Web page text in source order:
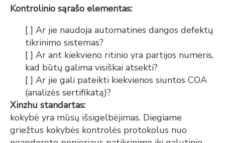
Kontrolinio sąrašo elementas:
[ ] Ar jie naudoja automatines dangos defektų
tikrinimo sistemas?
[ ] Ar ant kiekvieno ritinio yra partijos numeris,
kad būtų galima visiškai atsekti?
[ ] Ar jie gali pateikti kiekvienos siuntos COA
(analizės sertifikatą)?
Xinzhu standartas:
kokybė yra mūsų išsigelbėjimas. Diegiame
griežtus kokybės kontrolės protokolus nuo